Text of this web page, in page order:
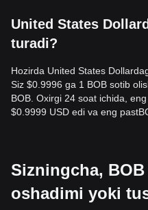
United States
turadi?
Hozirda United States
Siz $0.9996 ga 1 BOB sotib
BOB. Oxirgi 24 soat ichida,
$0.9999 USD edi va eng
Sizningcha,
oshadimi yoki